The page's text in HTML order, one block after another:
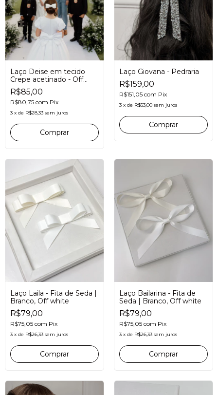
Laço Deise em tecido
Crepe acetinado - Off
white | Branco
R$85,00
R$80,75 com Pix
3 x de R$28,33 sem juros
Comprar
Laço Giovana - Pedraria
R$159,00
R$151,05 com Pix
3 x de R$53,00 sem juros
Comprar
Laço Laila - Fita de Seda |
Branco, Off white
R$79,00
R$75,05 com Pix
3 x de R$26,33 sem juros
Comprar
Laço Bailarina - Fita de
Seda | Branco, Off white
R$79,00
R$75,05 com Pix
3 x de R$26,33 sem juros
Comprar